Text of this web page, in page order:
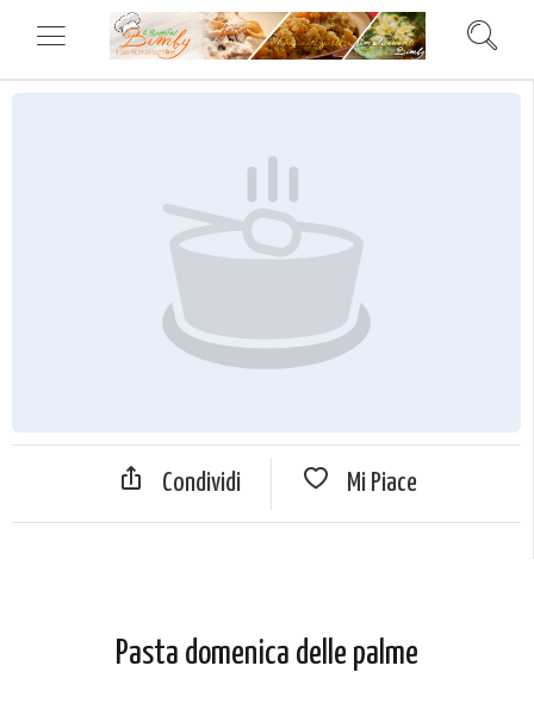
Condividi Mi Piace
Pasta domenica delle palme